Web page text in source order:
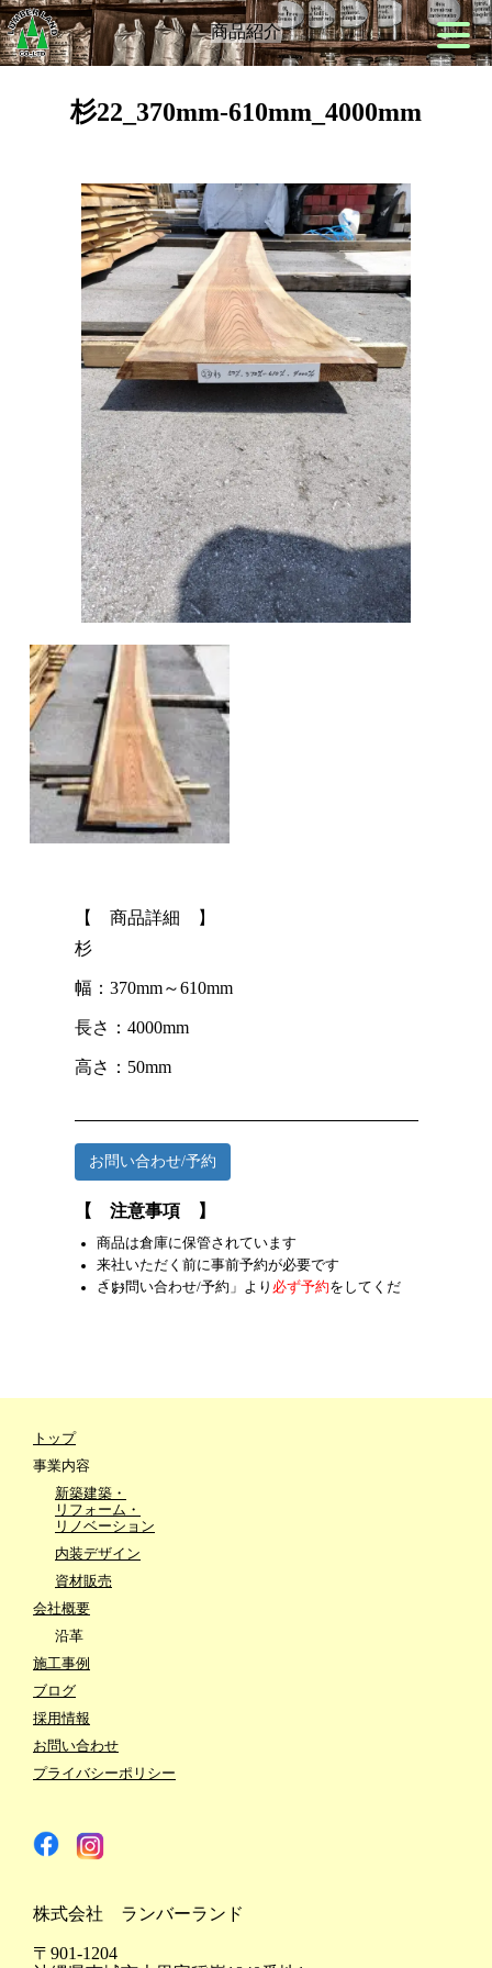
商品紹介
杉22_370mm-610mm_4000mm
【 商品詳細 】
杉
幅：370mm～610mm
長さ：4000mm
高さ：50mm
お問い合わせ/予約
【 注意事項 】
商品は倉庫に保管されています
来社いただく前に事前予約が必要です
「お問い合わせ/予約」より必ず予約
をしてください
株式会社 ランバーランド
〒901-1204
トップ
事業内容
新築建築・
リフォーム・
リノベーション
内装デザイン
資材販売
会社概要
沿革
施工事例
ブログ
採用情報
お問い合わせ
プライバシーポリシー